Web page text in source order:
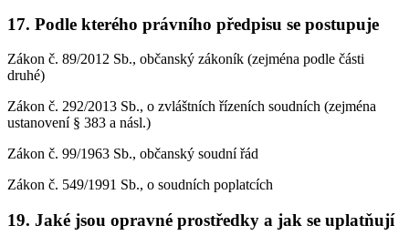
17. Podle kterého právního předpisu se postupuje
Zákon č. 89/2012 Sb., občanský zákoník (zejména podle části
druhé)
Zákon č. 292/2013 Sb., o zvláštních řízeních soudních (zejména
ustanovení § 383 a násl.)
Zákon č. 99/1963 Sb., občanský soudní řád
Zákon č. 549/1991 Sb., o soudních poplatcích
19. Jaké jsou opravné prostředky a jak se uplatňují